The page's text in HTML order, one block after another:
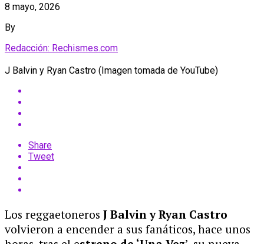
8 mayo, 2026
By
Redacción: Rechismes.com
J Balvin y Ryan Castro (Imagen tomada de YouTube)
Share
Tweet
Los reggaetoneros J Balvin y Ryan Castro
volvieron a encender a sus fanáticos, hace unos